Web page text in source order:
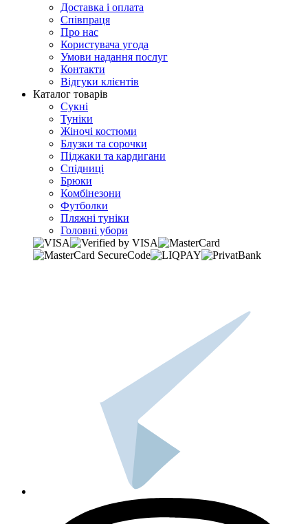
Доставка і оплата
Співпраця
Про нас
Користувача угода
Умови надання послуг
Контакти
Відгуки клієнтів
Каталог товарів
Сукні
Туніки
Жіночі костюми
Блузки та сорочки
Піджаки та кардигани
Спідниці
Брюки
Комбінезони
Футболки
Пляжні туніки
Головні убори